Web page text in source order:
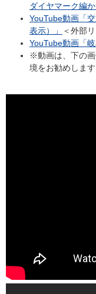
ダイヤマーク編か
YouTube動画「
表示）」
＜外部
YouTube動画「
※動画は、下の
境をお勧めします